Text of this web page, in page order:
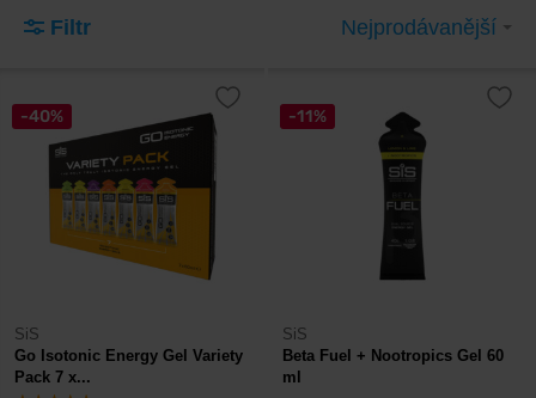
Filtr Nejprodávanější
-40%
SiS
Go Isotonic Energy Gel Variety
Pack 7 x...
-11%
SiS
Beta Fuel + Nootropics Gel 60
ml